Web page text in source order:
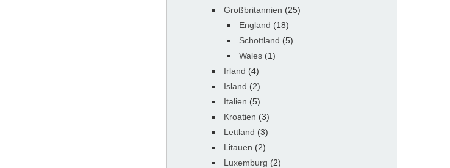
Großbritannien (25)
England (18)
Schottland (5)
Wales (1)
Irland (4)
Island (2)
Italien (5)
Kroatien (3)
Lettland (3)
Litauen (2)
Luxemburg (2)